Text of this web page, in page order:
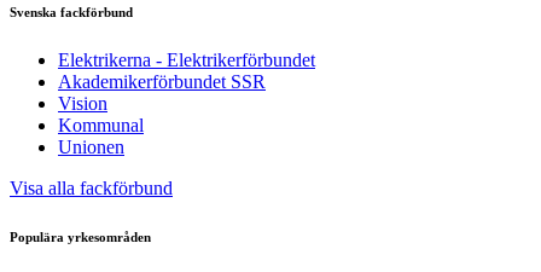
Svenska fackförbund
Elektrikerna - Elektrikerförbundet
Akademikerförbundet SSR
Vision
Kommunal
Unionen
Visa alla fackförbund
Populära yrkesområden